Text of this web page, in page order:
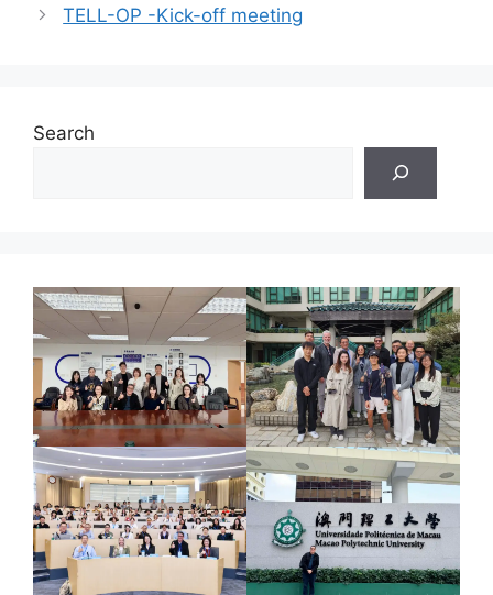
TELL-OP -Kick-off meeting
Search